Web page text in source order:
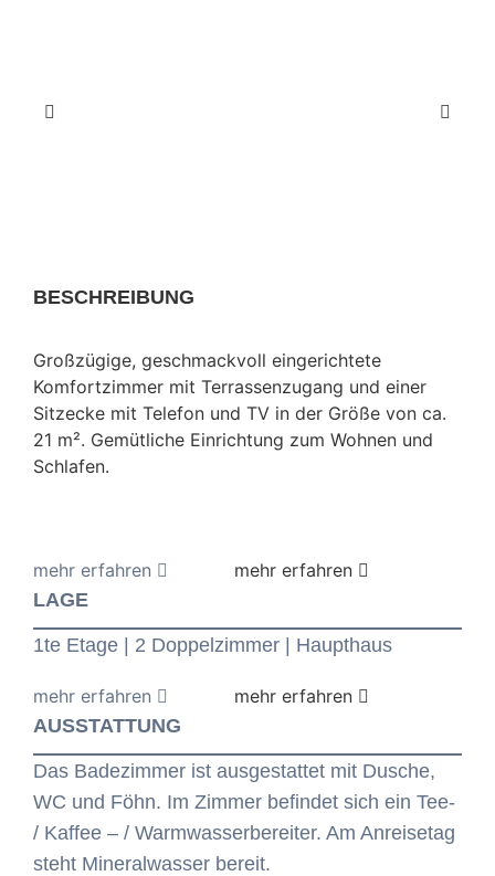
BESCHREIBUNG
Großzügige, geschmackvoll eingerichtete
Komfortzimmer mit Terrassenzugang und einer
Sitzecke mit Telefon und TV in der Größe von ca.
21 m². Gemütliche Einrichtung zum Wohnen und
Schlafen.
LAGE
1te Etage | 2 Doppelzimmer | Haupthaus
AUSSTATTUNG
Das Badezimmer ist ausgestattet mit Dusche,
WC und Föhn. Im Zimmer befindet sich ein Tee-
/ Kaffee – / Warmwasserbereiter. Am Anreisetag
steht Mineralwasser bereit.